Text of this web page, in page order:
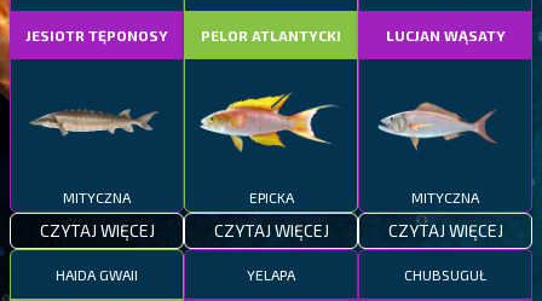
JESIOTR TĘPONOSY
MITYCZNA
CZYTAJ WIĘCEJ
PELOR ATLANTYCKI
EPICKA
CZYTAJ WIĘCEJ
LUCJAN WĄSATY
MITYCZNA
CZYTAJ WIĘCEJ
HAIDA GWAII YELAPA CHUBSUGUŁ